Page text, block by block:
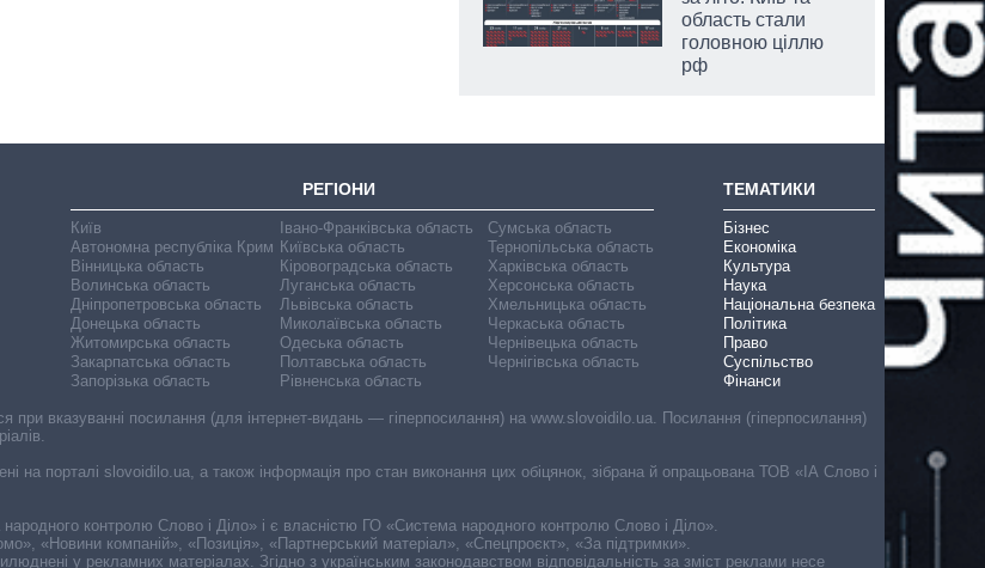
область стали
головною ціллю
рф
РЕГІОНИ
Київ
Автономна республіка Крим
Вінницька область
Волинська область
Дніпропетровська область
Донецька область
Житомирська область
Закарпатська область
Запорізька область
Івано-Франківська область
Київська область
Кіровоградська область
Луганська область
Львівська область
Миколаївська область
Одеська область
Полтавська область
Рівненська область
Сумська область
Тернопільська область
Харківська область
Херсонська область
Хмельницька область
Черкаська область
Чернівецька область
Чернігівська область
ТЕМАТИКИ
Бізнес
Економіка
Культура
Наука
Національна безпека
Політика
Право
Суспільство
Фінанси
при вказуванні посилання (для інтернет-видань — гіперпосилання) на www.slovoidilo.ua. Посилання (гіперпосилання)
на порталі slovoidilo.ua, а також інформація про стан виконання цих обіцянок, зібрана й опрацьована ТОВ «ІА Слово і
контролю Слово і Діло» і є власністю ГО «Система народного контролю Слово і Діло».
«Новини компаній», «Позиція», «Партнерський матеріал», «Спецпроєкт», «За підтримки».
у рекламних матеріалах. Згідно з українським законодавством відповідальність за зміст реклами несе